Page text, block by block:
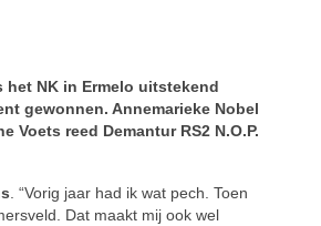
het NK in Ermelo uitstekend
gewonnen. Annemarieke Nobel
reed Demantur RS2 N.O.P.
. “Vorig jaar had ik wat pech. Toen
Dat maakt mij ook wel